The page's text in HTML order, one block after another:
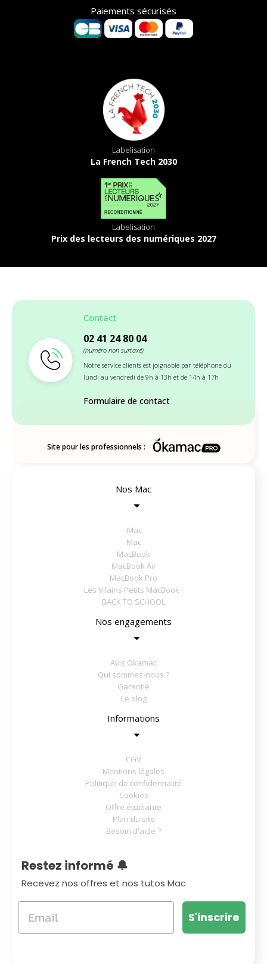
Paiements sécurisés
Labelisation
La French Tech 2030
Labelisation
Prix des lecteurs des numériques 2027
Contact
02 41 24 80 04
(numéro non surtaxé)
Notre service clients est joignable par téléphone du
lundi au vendredi de 9h à 13h et de 14h à 17h
Formulaire de contact
Site pour les professionnels :
Nos Mac
iMac
Mac
MacBook
MacBook Air
MacBook Pro
Les Vilains Petits MacBook !
BACK TO SCHOOL
Nos engagements
Avis Okamac
Qui sommes-nous ?
Garantie
Le blog
Informations
CGV
Mentions légales
Politique de confidentialité
Cookies
Offre étudiante
Plan du site
Besoin d'aide ?
Restez informé 🔔
Recevez nos offres et nos tutos Mac
S'inscrire